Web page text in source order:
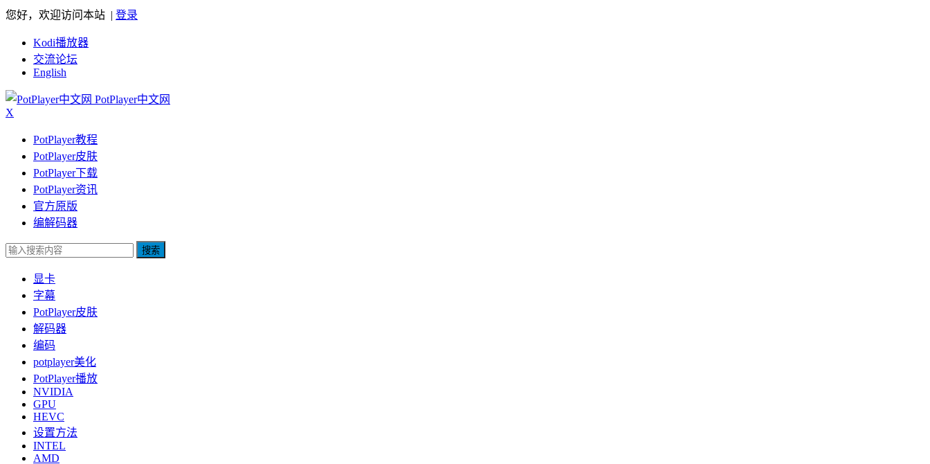
您好，欢迎访问本站 | 登录
Kodi播放器
交流论坛
English
PotPlayer中文网
X
PotPlayer教程
PotPlayer皮肤
PotPlayer下载
PotPlayer资讯
官方原版
编解码器
搜索
显卡
字幕
PotPlayer皮肤
解码器
编码
potplayer美化
PotPlayer播放
NVIDIA
GPU
HEVC
设置方法
INTEL
AMD